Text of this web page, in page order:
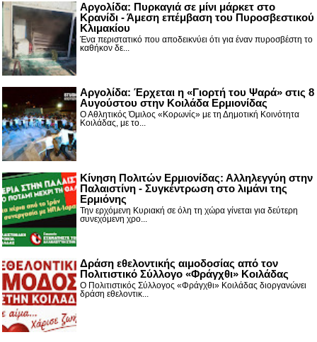
Αργολίδα: Πυρκαγιά σε μίνι μάρκετ στο
Κρανίδι - Άμεση επέμβαση του Πυροσβεστικού
Κλιμακίου
Ένα περιστατικό που αποδεικνύει ότι για έναν πυροσβέστη το
καθήκον δε...
Αργολίδα: Έρχεται η «Γιορτή του Ψαρά» στις 8
Αυγούστου στην Κοιλάδα Ερμιονίδας
Ο Αθλητικός Όμιλος «Κορωνίς» με τη Δημοτική Κοινότητα
Κοιλάδας, με το...
Κίνηση Πολιτών Ερμιονίδας: Αλληλεγγύη στην
Παλαιστίνη - Συγκέντρωση στο λιμάνι της
Ερμιόνης
Την ερχόμενη Κυριακή σε όλη τη χώρα γίνεται για δεύτερη
συνεχόμενη χρο...
Δράση εθελοντικής αιμοδοσίας από τον
Πολιτιστικό Σύλλογο «Φράγχθι» Κοιλάδας
Ο Πολιτιστικός Σύλλογος «Φράγχθι» Κοιλάδας διοργανώνει
δράση εθελοντικ...